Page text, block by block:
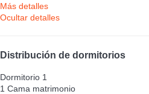
Más detalles
Ocultar detalles
Distribución de dormitorios
Dormitorio 1
1 Cama matrimonio